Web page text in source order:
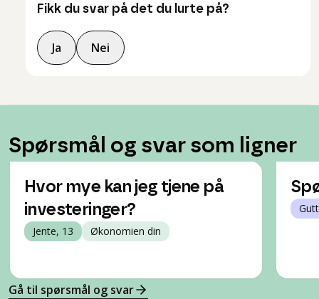
Fikk du svar på det du lurte på?
Ja Nei
Spørsmål og svar som ligner
Hvor mye kan jeg tjene på
investeringer?
Jente, 13 Økonomien din
Gå til spørsmål og svar